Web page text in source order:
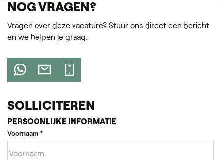
NOG VRAGEN?
Vragen over deze vacature? Stuur ons direct een bericht
en we helpen je graag.
SOLLICITEREN
PERSOONLIJKE INFORMATIE
Voornaam*